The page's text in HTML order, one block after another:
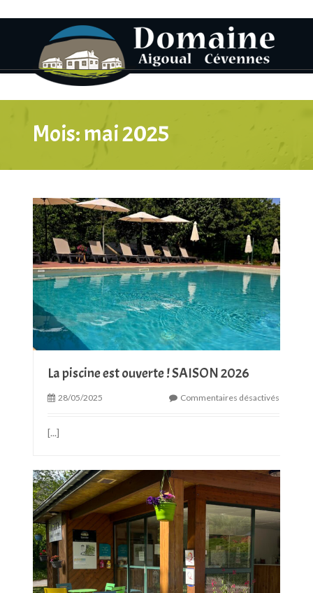
Mois:mai 2025
La piscine est ouverte ! SAISON 2026
28/05/2025 Commentaires désactivés
[...]